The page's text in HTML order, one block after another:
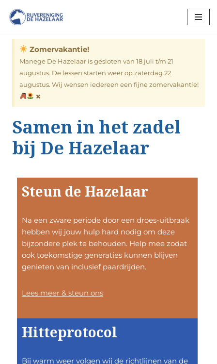
Ga
naar
inhoud
Zomervakantie!
Manege De Hazelaar is gesloten van 18 juli t/m 21
augustus. De lessen starten weer op zaterdag 22
augustus. Wij wensen iedereen een fijne zomervakantie!
×
Samen in het zadel
bij De Hazelaar
Steun de Hazelaar
Na een zware periode door een droes-uitbraak
hebben wij jouw hulp hard nodig om deze
bijzondere plek te behouden. Help mee zodat
ook toekomstige generaties kunnen blijven
genieten van inclusief paardrijden.
Lees meer & steun ons
Hitteprotocol
Bij warm weer volgen wij de richtlijnen van de